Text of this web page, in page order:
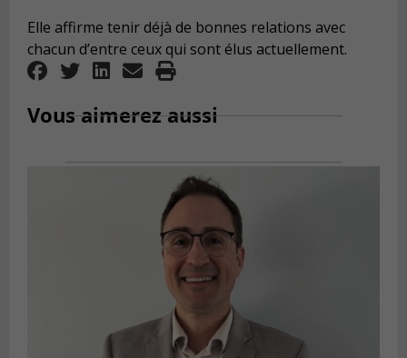
Elle affirme tenir déjà de bonnes relations avec
chacun d’entre ceux qui sont élus actuellement.
Vous aimerez aussi